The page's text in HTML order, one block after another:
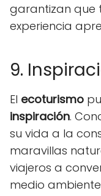
garantizan que
experiencia
9.
El ecoturismo
inspiración.
su vida a la
maravillas
viajeros a
medio